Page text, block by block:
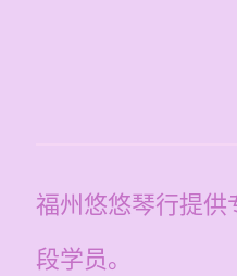
福州悠悠琴行提
段学员。